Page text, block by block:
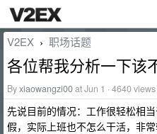
V2EX › 职场话题
各位帮我分析一下该
Byxiaowangzi00at Jun 1 · 4640 views
先说目前的情况：工作很轻松相
假，实际上班也不怎么干活，非